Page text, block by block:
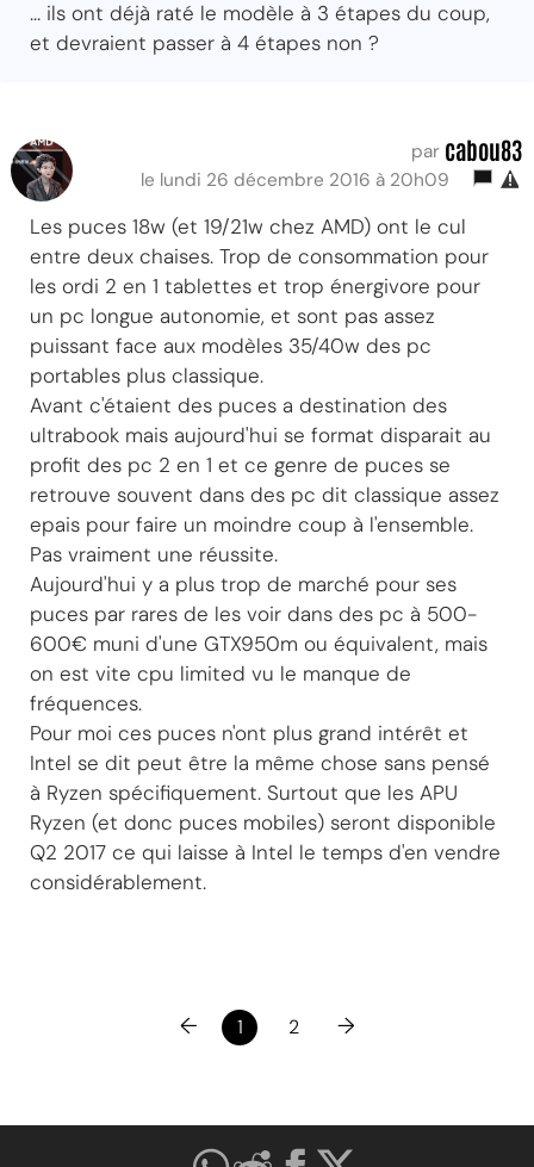
... ils ont déjà raté le modèle à 3 étapes du coup,
et devraient passer à 4 étapes non ?
par cabou83
le lundi 26 décembre 2016 à 20h09
Les puces 18w (et 19/21w chez AMD) ont le cul
entre deux chaises. Trop de consommation pour
les ordi 2 en 1 tablettes et trop énergivore pour
un pc longue autonomie, et sont pas assez
puissant face aux modèles 35/40w des pc
portables plus classique.
Avant c'étaient des puces a destination des
ultrabook mais aujourd'hui se format disparait au
profit des pc 2 en 1 et ce genre de puces se
retrouve souvent dans des pc dit classique assez
epais pour faire un moindre coup à l'ensemble.
Pas vraiment une réussite.
Aujourd'hui y a plus trop de marché pour ses
puces par rares de les voir dans des pc à 500-
600€ muni d'une GTX950m ou équivalent, mais
on est vite cpu limited vu le manque de
fréquences.
Pour moi ces puces n'ont plus grand intérêt et
Intel se dit peut être la même chose sans pensé
à Ryzen spécifiquement. Surtout que les APU
Ryzen (et donc puces mobiles) seront disponible
Q2 2017 ce qui laisse à Intel le temps d'en vendre
considérablement.
← 1 2 →